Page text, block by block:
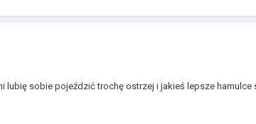
sobie pojeździć trochę ostrzej i jakieś lepsze hamulce